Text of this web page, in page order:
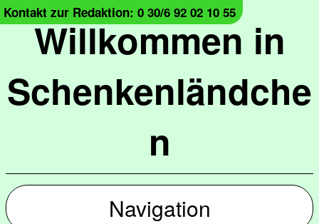
Willkommen in
Schenkenländche
n
Kontakt zur Redaktion: 0 30/6 92 02 10 55
Navigation